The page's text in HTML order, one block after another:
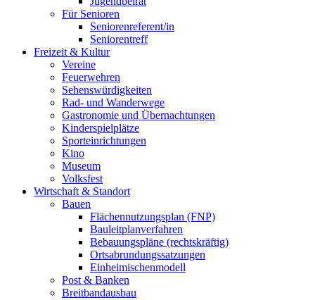
Für Senioren
Seniorenreferent/in
Seniorentreff
Freizeit & Kultur
Vereine
Feuerwehren
Sehenswürdigkeiten
Rad- und Wanderwege
Gastronomie und Übernachtungen
Kinderspielplätze
Sporteinrichtungen
Kino
Museum
Volksfest
Wirtschaft & Standort
Bauen
Flächennutzungsplan (FNP)
Bauleitplanverfahren
Bebauungspläne (rechtskräftig)
Ortsabrundungssatzungen
Einheimischenmodell
Post & Banken
Breitbandausbau